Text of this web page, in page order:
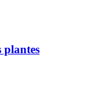
plantes